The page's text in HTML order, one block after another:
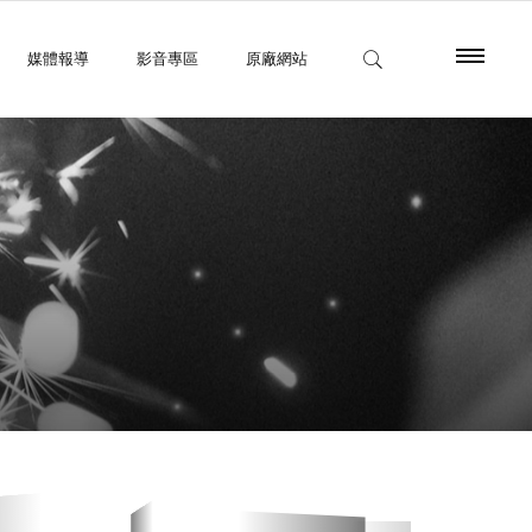
媒體報導 影音專區 原廠網站